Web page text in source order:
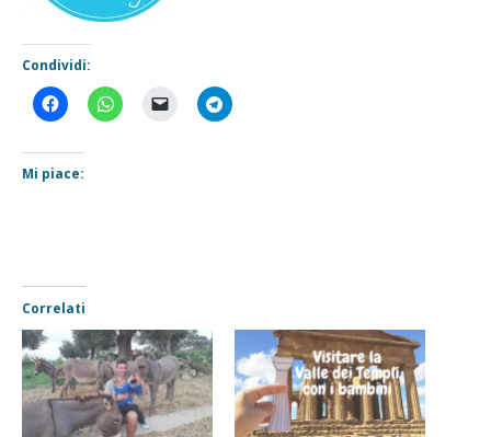
Condividi:
Mi piace:
Correlati